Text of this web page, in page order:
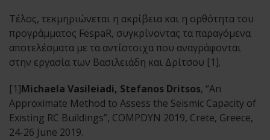
Τέλος, τεκμηριώνεται η ακρίβεια και η ορθότητα του
προγράμματος FespaR, συγκρίνοντας τα παραγόμενα
αποτελέσματα με τα αντίστοιχα που αναγράφονται
στην εργασία των Βασιλειάδη και Δρίτσου [1].
[1]Michaela Vasileiadi, Stefanos Dritsos, “An
Approximate Method to Assess the Seismic Capacity of
Existing RC Buildings”, COMPDYN 2019, Crete, Greece,
24-26 June 2019.